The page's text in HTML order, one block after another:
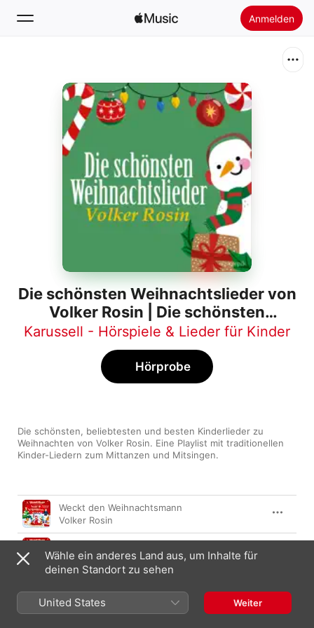
Anmelden
Startseite
Die schönsten Weihnachtslieder von
Volker Rosin | Die schönsten
Weihnachtslieder für Kinder
Karussell - Hörspiele & Lieder für Kinder
Die schönsten, beliebtesten und besten Kinderlieder zu
Weihnachten von Volker Rosin. Eine Playlist mit traditionellen
Kinder-Liedern zum Mittanzen und Mitsingen.
Hörprobe
Titel Länge
Weckt den Weihnachtsmann
Volker Rosin
Volker Rosin
Volker Rosin
Wähle ein anderes Land aus, um Inhalte für
deinen Standort zu sehen
United States Weiter